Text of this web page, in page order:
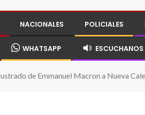
NACIONALES POLICIALES
WHATSAPP ESCUCHANOS
de Emmanuel Macron a Nueva